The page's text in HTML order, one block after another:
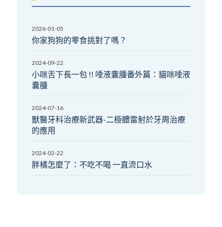
2026-01-05
你家狗狗的零食挑對了嗎？
2024-09-22
小咪舌下長一包 !! 唾液囊腫番外篇：貓咪唾液
囊腫
2024-07-16
獸醫牙科治療新武器-二極體雷射於牙周治療
的應用
2024-02-22
胖橘怎麼了：不吃不喝 一直流口水